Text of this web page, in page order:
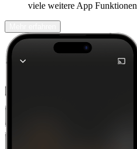
viele weitere App Funktionen